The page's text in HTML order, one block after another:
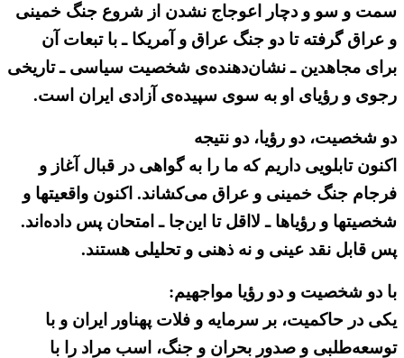
سمت و سو و دچار اعوجاج نشدن از شروع جنگ خمینی
و عراق گرفته تا دو جنگ عراق و آمریکا ـ با تبعات آن
برای مجاهدین ـ نشان‌دهنده‌ی شخصیت سیاسی ـ تاریخی
رجوی و رؤیای او به سوی سپیده‌ی آزادی ایران است.
دو شخصیت، دو رؤیا، دو نتیجه
اکنون تابلویی داریم که ما را به گواهی در قبال آغاز و
فرجام جنگ خمینی و عراق می‌کشاند. اکنون واقعیتها و
شخصیتها و رؤیاها ـ لااقل تا این‌جا ـ امتحان پس داده‌اند.
پس قابل نقد عینی و نه ذهنی و تحلیلی هستند.
با دو شخصیت و دو رؤیا مواجهیم:
یکی در حاکمیت، بر سرمایه و فلات پهناور ایران و با
توسعه‌طلبی و صدور بحران و جنگ، اسب مراد را با